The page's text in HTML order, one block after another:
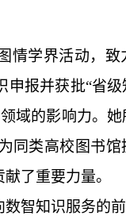
情学界活动，致
申报并获批“省
域的影响力。
同类高校图书馆
了重要力量。
智知识服务的